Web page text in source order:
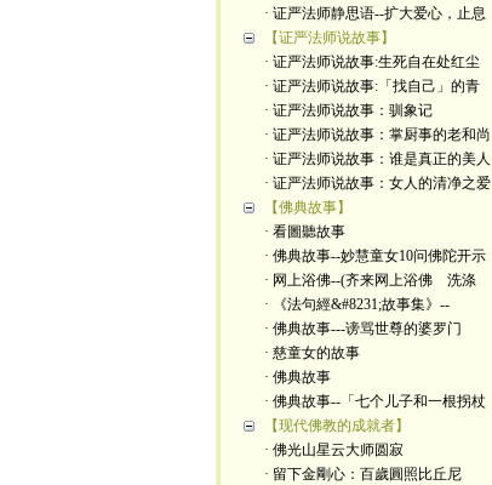
· 证严法师静思语--扩大爱心，止息
【证严法师说故事】
· 证严法师说故事:生死自在处红尘
· 证严法师说故事:「找自己」的青
· 证严法师说故事：驯象记
· 证严法师说故事：掌厨事的老和尚
· 证严法师说故事：谁是真正的美人
· 证严法师说故事：女人的清净之爱
【佛典故事】
· 看圖聽故事
· 佛典故事--妙慧童女10问佛陀开示
· 网上浴佛--(齐来网上浴佛 洗涤
· 《法句經&#8231;故事集》--
· 佛典故事---谤骂世尊的婆罗门
· 慈童女的故事
· 佛典故事
· 佛典故事--「七个儿子和一根拐杖
【现代佛教的成就者】
· 佛光山星云大师圆寂
· 留下金剛心：百歲圓照比丘尼